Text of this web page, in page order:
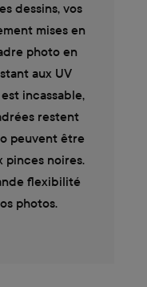
dessins, vos
mises en
photo en
aux UV
incassable,
restent
peuvent être
pinces noires.
flexibilité
photos.